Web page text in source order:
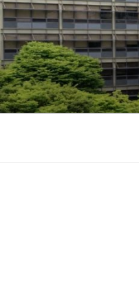
콘
텐
츠
로
바
로
가